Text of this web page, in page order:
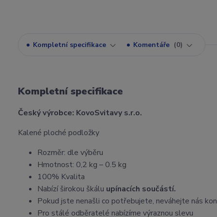
Kompletní specifikace Komentáře 0
Kompletní specifikace
Český výrobce: KovoSvitavy s.r.o.
Kalené ploché podložky
Rozměr: dle výběru
Hmotnost: 0,2 kg – 0.5 kg
100% Kvalita
Nabízí širokou škálu upínacích součástí.
Pokud jste nenašli co potřebujete, neváhejte nás
Pro stálé odběratelé nabízíme výraznou slevu